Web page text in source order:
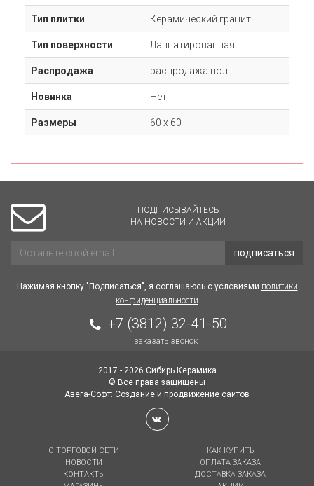
Тип плитки Керамический гранит
Тип поверхности Лаппатированная
Распродажа распродажа пол
Новинка Нет
Размеры 60 х 60
ПОДПИСЫВАЙТЕСЬ
НА НОВОСТИ И АКЦИИ
подписаться
Нажимая кнопку "Подписаться", я соглашаюсь с условиями политики
конфиденциальности
+7 (3812) 32-41-50
заказать звонок
2017 - 2026 Сибирь Керамика
© Все права защищены
Авега-Софт: Создание и продвижение сайтов
О ТОРГОВОЙ СЕТИ
НОВОСТИ
КОНТАКТЫ
КАК КУПИТЬ
ОПЛАТА ЗАКАЗА
ДОСТАВКА ЗАКАЗА